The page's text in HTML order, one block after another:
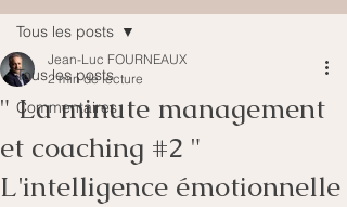
Tous les posts
Commentaires
Tous les posts
" La minute management
et coaching #2 "
L'intelligence émotionnelle
Jean-Luc FOURNEAUX
2 min de lecture